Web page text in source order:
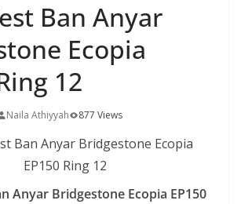
Ban Anyar
Ecopia
12
Naila Athiyyah 877 Views
Anyar Bridgestone Ecopia EP150